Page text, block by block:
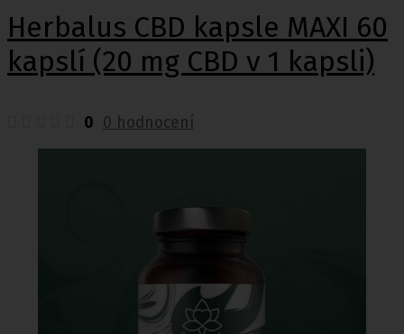
Herbalus CBD kapsle MAXI 60
kapslí (20 mg CBD v 1 kapsli)
0 0 hodnocení